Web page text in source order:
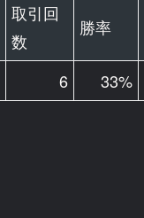
取引回
数
勝率
6 33%